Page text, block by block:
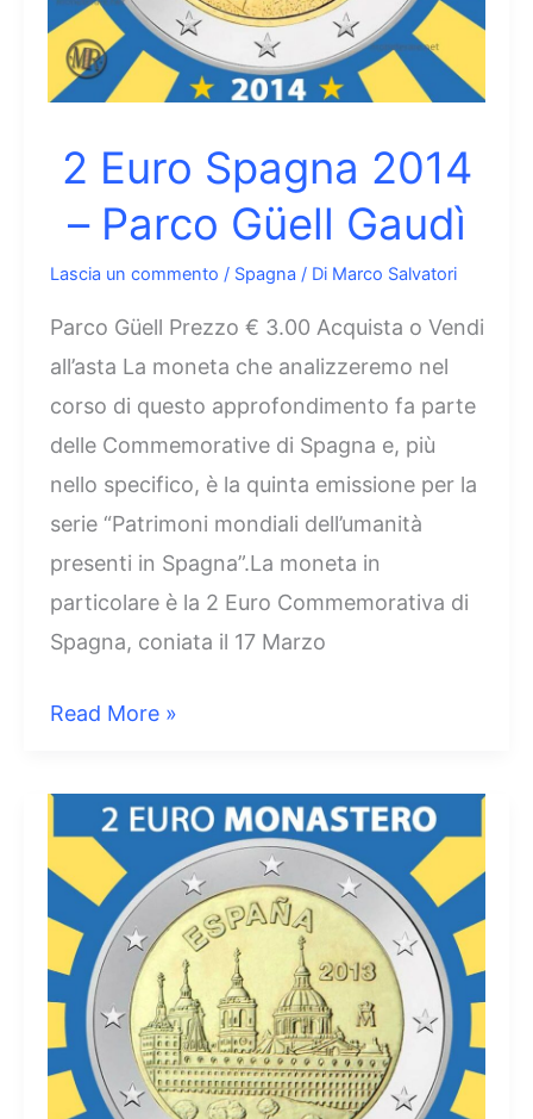
2 Euro Spagna 2014
– Parco Güell Gaudì
Lascia un commento / Spagna / Di Marco Salvatori
Parco Güell Prezzo € 3.00 Acquista o Vendi
all’asta La moneta che analizzeremo nel
corso di questo approfondimento fa parte
delle Commemorative di Spagna e, più
nello specifico, è la quinta emissione per la
serie “Patrimoni mondiali dell’umanità
presenti in Spagna”.La moneta in
particolare è la 2 Euro Commemorativa di
Spagna, coniata il 17 Marzo
2
Spagna
2014
–
Parco
Güell
Gaudì
Read More »